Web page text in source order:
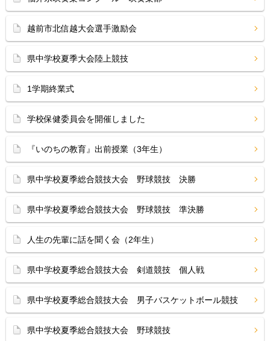
越前市北信越大会選手激励会
県中学校夏季大会陸上競技
1学期終業式
学校保健委員会を開催しました
『いのちの教育』出前授業（3年生）
県中学校夏季総合競技大会 野球競技 決勝
県中学校夏季総合競技大会 野球競技 準決勝
人生の先輩に話を聞く会（2年生）
県中学校夏季総合競技大会 剣道競技 個人戦
県中学校夏季総合競技大会 男子バスケットボール競技
県中学校夏季総合競技大会 野球競技